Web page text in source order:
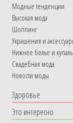
Модные тенденции
Высокая мода
Шоппинг
Украшения и
Нижнее белье и
Свадебная мода
Новости моды
Здоровье
Это интересно